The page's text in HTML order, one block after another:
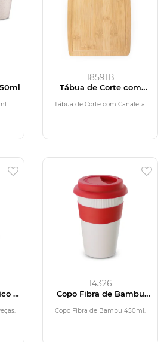
18591B
Tábua de Corte com
Tábua de Corte com Canaleta.
3
14326
Copo Fibra de Bambu
Copo Fibra de Bambu 450ml.